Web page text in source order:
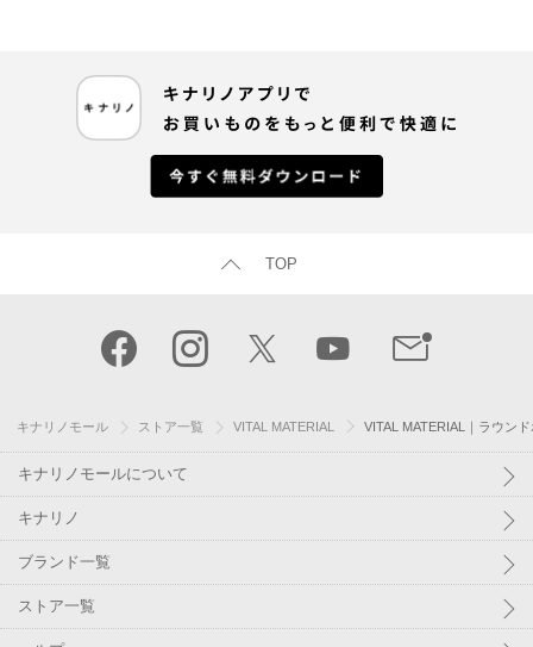
TOP
キナリノモール ストア一覧 VITAL MATERIAL VITAL MATERIAL｜ラウン
キナリノモールについて
キナリノ
ブランド一覧
ストア一覧